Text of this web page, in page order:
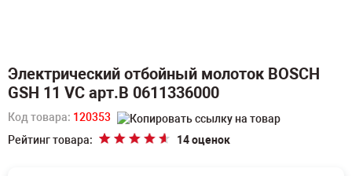
Электрический отбойный молоток BOSCH
GSH 11 VC арт.B 0611336000
Код товара: 120353
Рейтинг товара:
14 оценок